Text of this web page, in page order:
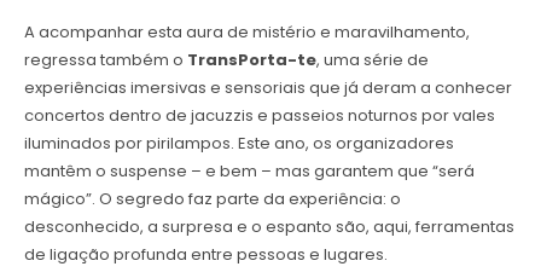
A acompanhar esta aura de mistério e maravilhamento,
regressa também o TransPorta-te, uma série de
experiências imersivas e sensoriais que já deram a conhecer
concertos dentro de jacuzzis e passeios noturnos por vales
iluminados por pirilampos. Este ano, os organizadores
mantêm o suspense – e bem – mas garantem que “será
mágico”. O segredo faz parte da experiência: o
desconhecido, a surpresa e o espanto são, aqui, ferramentas
de ligação profunda entre pessoas e lugares.